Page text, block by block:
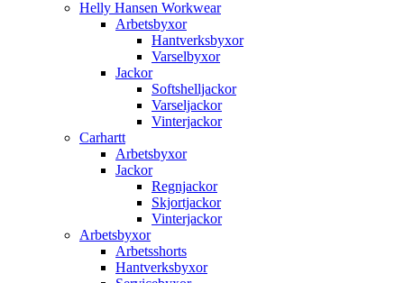
Helly Hansen Workwear
Arbetsbyxor
Hantverksbyxor
Varselbyxor
Jackor
Softshelljackor
Varseljackor
Vinterjackor
Carhartt
Arbetsbyxor
Jackor
Regnjackor
Skjortjackor
Vinterjackor
Arbetsbyxor
Arbetsshorts
Hantverksbyxor